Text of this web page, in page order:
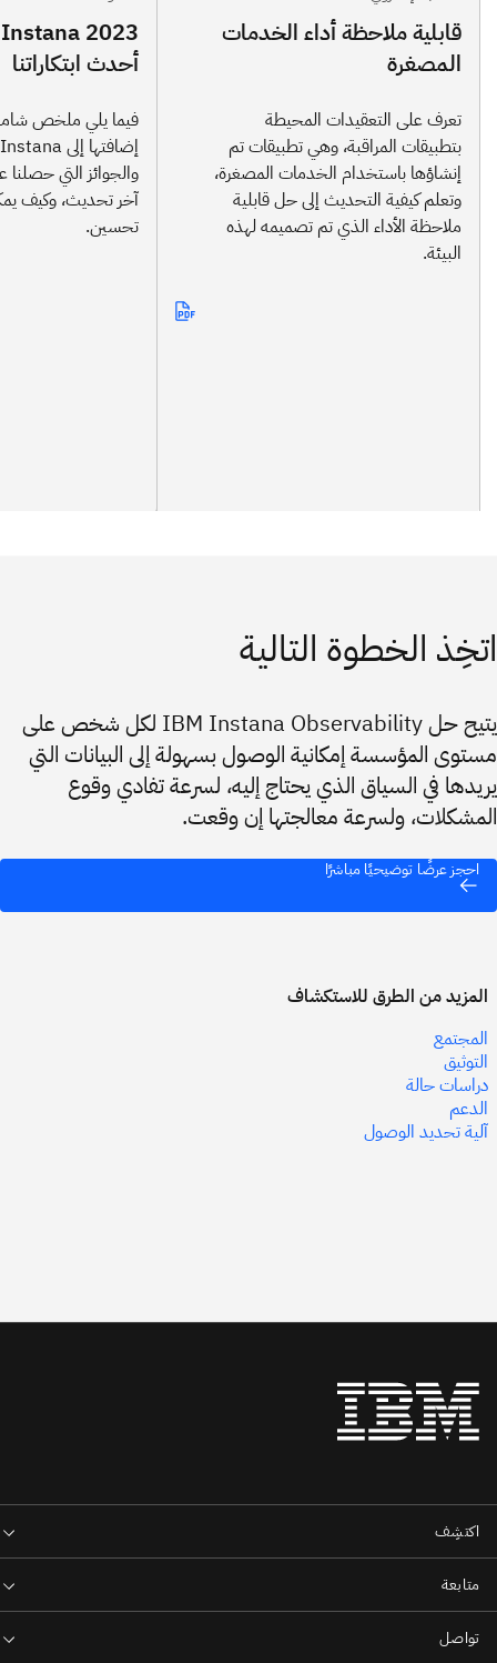
قابلية ملاحظة أداء الخدمات
المصغرة
تعرف على التعقيدات المحيطة
بتطبيقات المراقبة، وهي تطبيقات تم
إنشاؤها باستخدام الخدمات المصغرة،
وتعلم كيفية التحديث إلى حل قابلية
ملاحظة الأداء الذي تم تصميمه لهذه
البيئة.
أحدث ابتكاراتنا
فيما يلي ملخص
والجوائز التي حصلنا
آخر تحديث، وكيف
تحسين.
اتخِذ الخطوة التالية
يتيح حل IBM Instana Observability لكل شخص على
مستوى المؤسسة إمكانية الوصول بسهولة إلى البيانات التي
يريدها في السياق الذي يحتاج إليه، لسرعة تفادي وقوع
المشكلات، ولسرعة معالجتها إن وقعت.
احجز عرضًا توضيحيًا مباشرًا
المزيد من الطرق للاستكشاف
المجتمع
التوثيق
دراسات حالة
الدعم
آلية تحديد الوصول